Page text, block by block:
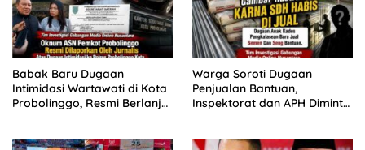
Babak Baru Dugaan
Intimidasi Wartawati di Kota
Probolinggo, Resmi Berlanjut
Warga Soroti Dugaan
Penjualan Bantuan,
Inspektorat dan APH Diminta